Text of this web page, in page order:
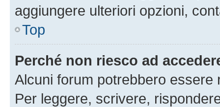
aggiungere ulteriori opzioni,
Top
Perché non riesco ad
Alcuni forum potrebbero
Per leggere, scrivere,